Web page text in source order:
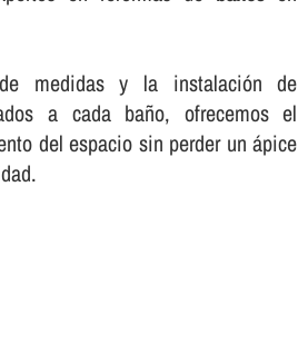
medidas y la instalación de
a cada baño, ofrecemos el
del espacio sin perder un ápice